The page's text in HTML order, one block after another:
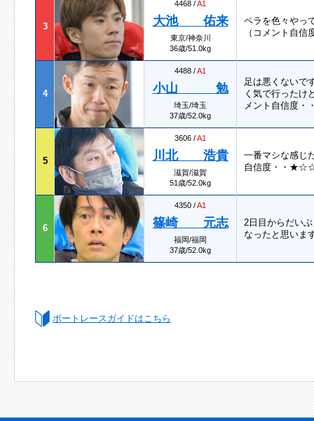
3
4468 /A1
大池 佑来
東京/神奈川
36歳/51.0kg
ペラを色々やっ
（コメント自
4
4488 /A1
小山 勉
埼玉/埼玉
37歳/52.0kg
足は悪くないで
く気で行ったけ
メント自信度
5
3606 /A1
川北 浩貴
滋賀/滋賀
51歳/52.0kg
一番マシな感じ
自信度・・
6
4350 /A1
篠崎 元志
福岡/福岡
37歳/52.0kg
2日目からだい
なったと思い
ボートレースガイドはこちら